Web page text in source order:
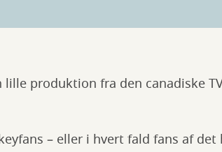
lille produktion fra den canadiske
– eller i hvert fald fans af